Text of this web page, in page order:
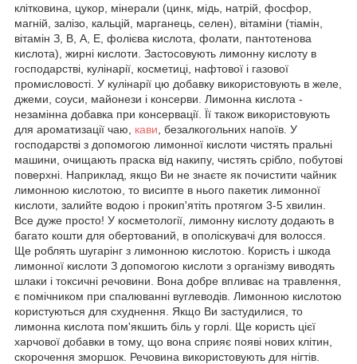
клітковина, цукор, мінерали (цинк, мідь, натрій, фосфор,
магній, залізо, кальцій, марганець, селен), вітаміни (тіамін,
вітамін З, В, А, Е, фолієва кислота, фолати, пантотенова
кислота), жирні кислоти. Застосовують лимонну кислоту в
господарстві, кулінарії, косметиці, нафтової і газової
промисловості. У кулінарії цю добавку використовують в желе,
джеми, соуси, майонези і консерви. Лимонна кислота -
незамінна добавка при консервації. Її також використовують
для ароматизації чаю, кави , безалкогольних напоїв. У
господарстві з допомогою лимонної кислоти чистять пральні
машини, очищають праска від накипу, чистять срібло, побутові
поверхні. Наприклад, якщо Ви не знаєте як почистити чайник
лимонною кислотою, то висипте в нього пакетик лимонної
кислоти, залийте водою і прокип'ятіть протягом 3-5 хвилин.
Все дуже просто! У косметології, лимонну кислоту додають в
багато кошти для обертований, в ополіскувачі для волосся.
Ще роблять шугарінг з лимонною кислотою. Користь і шкода
лимонної кислоти З допомогою кислоти з організму виводять
шлаки і токсичні речовини. Вона добре впливає на травлення,
є помічником при спалюванні вуглеводів. Лимонною кислотою
користуються для схуднення. Якщо Ви застудилися, то
лимонна кислота пом'якшить біль у горлі. Ще користь цієї
харчової добавки в тому, що вона сприяє появі нових клітин,
скорочення зморшок. Речовина використовують для нігтів.